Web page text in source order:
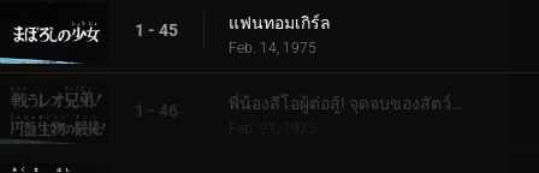
1 - 45 แฟนทอมเกิร์ล
Feb. 14, 1975
1 - 46
Feb. 21, 1975